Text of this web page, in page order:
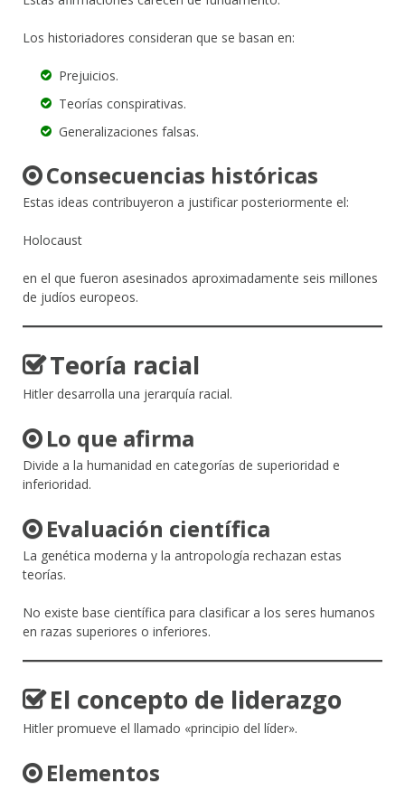
Los historiadores consideran que se basan en:
Prejuicios.
Teorías conspirativas.
Generalizaciones falsas.
Consecuencias históricas
Estas ideas contribuyeron a justificar posteriormente el:
Holocaust
en el que fueron asesinados aproximadamente seis millones
de judíos europeos.
Teoría racial
Hitler desarrolla una jerarquía racial.
Lo que afirma
Divide a la humanidad en categorías de superioridad e
inferioridad.
Evaluación científica
La genética moderna y la antropología rechazan estas
teorías.
No existe base científica para clasificar a los seres humanos
en razas superiores o inferiores.
El concepto de liderazgo
Hitler promueve el llamado «principio del líder».
Elementos